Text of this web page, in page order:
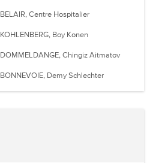
BELAIR, Centre Hospitalier
KOHLENBERG, Boy Konen
DOMMELDANGE, Chingiz Aitmatov
BONNEVOIE, Demy Schlechter